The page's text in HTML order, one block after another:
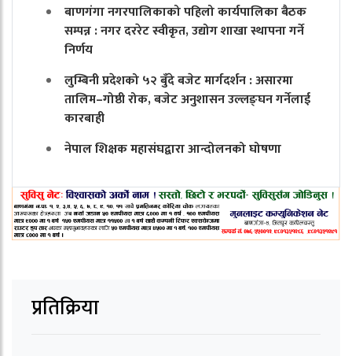
बाणगंगा नगरपालिकाको पहिलो कार्यपालिका बैठक
सम्पन्न : नगर दररेट स्वीकृत, उद्योग शाखा स्थापना गर्ने
निर्णय
लुम्बिनी प्रदेशको ५२ बुँदे बजेट मार्गदर्शन : असारमा
तालिम–गोष्ठी रोक, बजेट अनुशासन उल्लङ्घन गर्नेलाई
कारबाही
नेपाल शिक्षक महासंघद्वारा आन्दोलनको घोषणा
प्रतिक्रिया